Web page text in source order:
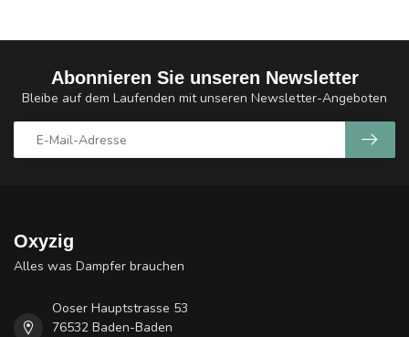
Abonnieren Sie unseren Newsletter
Bleibe auf dem Laufenden mit unseren Newsletter-Angeboten
Oxyzig
Alles was Dampfer brauchen
Ooser Hauptstrasse 53
76532 Baden-Baden